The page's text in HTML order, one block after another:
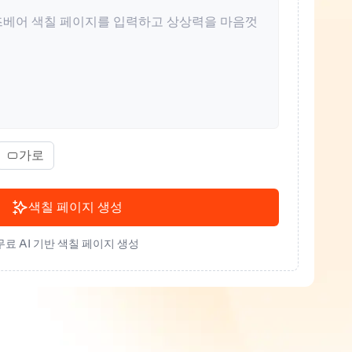
가로
색칠 페이지 생성
료 AI 기반 색칠 페이지 생성